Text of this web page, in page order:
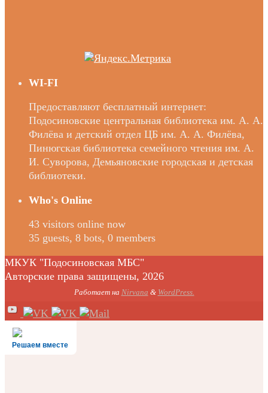
WI-FI
Предоставляют бесплатный интернет:
Подосиновские центральная библиотека им. А. А.
Филёва и детский отдел ЦБ им. А. А. Филёва,
Пинюгская библиотека семейного чтения им. А.
И. Суворова, Демьяновские городская и детская
библиотеки.
Who's Online
43 visitors online now
35 guests, 8 bots, 0 members
МКУК "Подосиновская МБС"
Авторские права защищены, 2026
Работает на Nirvana & WordPress.
Решаем вместе